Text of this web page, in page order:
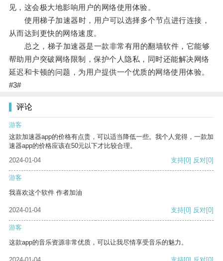
见，这会极大地影响用户的网络使用体验。
使用梯子加速器时，用户可以选择多个节点进行连接，
从而达到更快的网络速度。
总之，梯子加速器是一款非常有用的翻墙软件，它能够
帮助用户突破网络限制，保护个人隐私，同时还能解决网络
延迟和卡顿的问题，为用户提供一个优质的网络使用体验。
#3#
评论
游客
这款加速器app的价格有点贵，可以适当降低一些。我个人觉得，一款加
速器app的价格应该在50元以下才比较合理。
2024-01-04
支持[0] 反对[0]
游客
我喜欢这个软件 作者加油
2024-01-04 支持[0] 反对[0]
游客
这款app的音乐资源非常优质，可以让我尽情享受音乐的魅力。